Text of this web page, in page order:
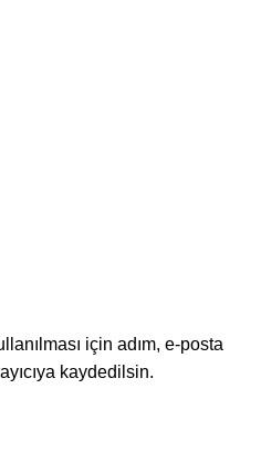
için adım, e-posta
kaydedilsin.